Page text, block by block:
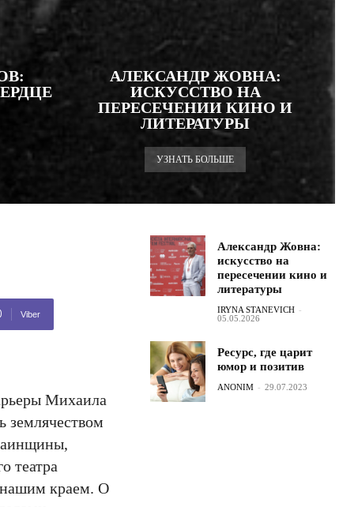
АЛЕКСАНДР ЖОВНА:
ИСКУССТВО НА
ПЕРЕСЕЧЕНИИ КИНО И
ЛИТЕРАТУРЫ
УЗНАТЬ БОЛЬШЕ
Viber
Михаила
землячеством
театра
нашим краем. О
Александр Жовна:
искусство на
пересечении кино и
литературы
IRYNA STANEVICH -
05.05.2026
Ресурс, где царит
юмор и позитив
ANONIM - 29.07.2023